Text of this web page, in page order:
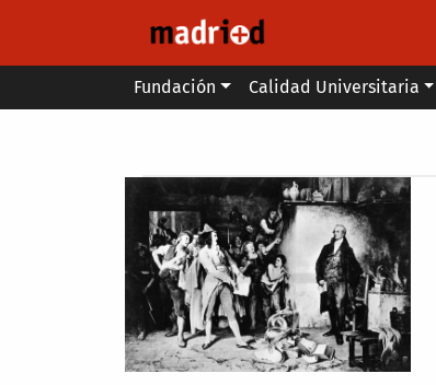
Main menu
Fundación Calidad Universitaria